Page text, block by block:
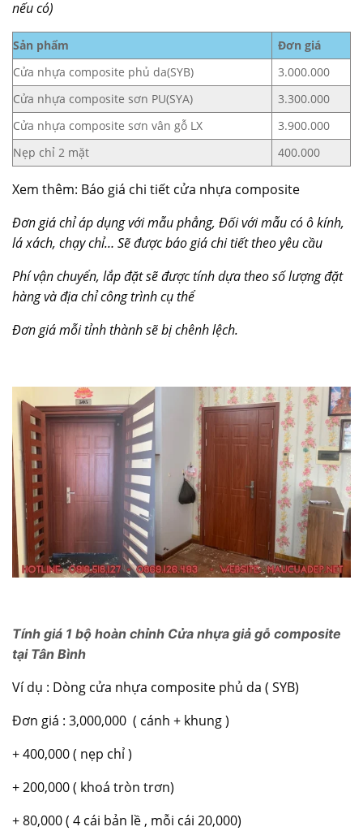
nếu có)
Sản phẩm
Đơn giá
Cửa nhựa composite phủ da(SYB)
3.000.000
Cửa nhựa composite sơn PU(SYA)
3.300.000
Cửa nhựa composite sơn vân gỗ LX
3.900.000
Nẹp chỉ 2 mặt
400.000
Xem thêm: Báo giá chi tiết cửa nhựa composite
Đơn giá chỉ áp dụng với mẫu phẳng, Đối với mẫu có ô kính,
lá xách, chạy chỉ… Sẽ được báo giá chi tiết theo yêu cầu
Phí vận chuyển, lắp đặt sẽ được tính dựa theo số lượng đặt
hàng và địa chỉ công trình cụ thể
Đơn giá mỗi tỉnh thành sẽ bị chênh lệch.
Tính giá 1 bộ hoàn chỉnh Cửa nhựa giả gỗ composite
tại Tân Bình
Ví dụ : Dòng cửa nhựa composite phủ da ( SYB)
Đơn giá : 3,000,000 ( cánh + khung )
+ 400,000 ( nẹp chỉ )
+ 200,000 ( khoá tròn trơn)
+ 80,000 ( 4 cái bản lề , mỗi cái 20,000)